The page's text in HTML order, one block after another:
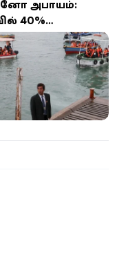
அபாயம்:
40%
அவசர
பிரகடனம்